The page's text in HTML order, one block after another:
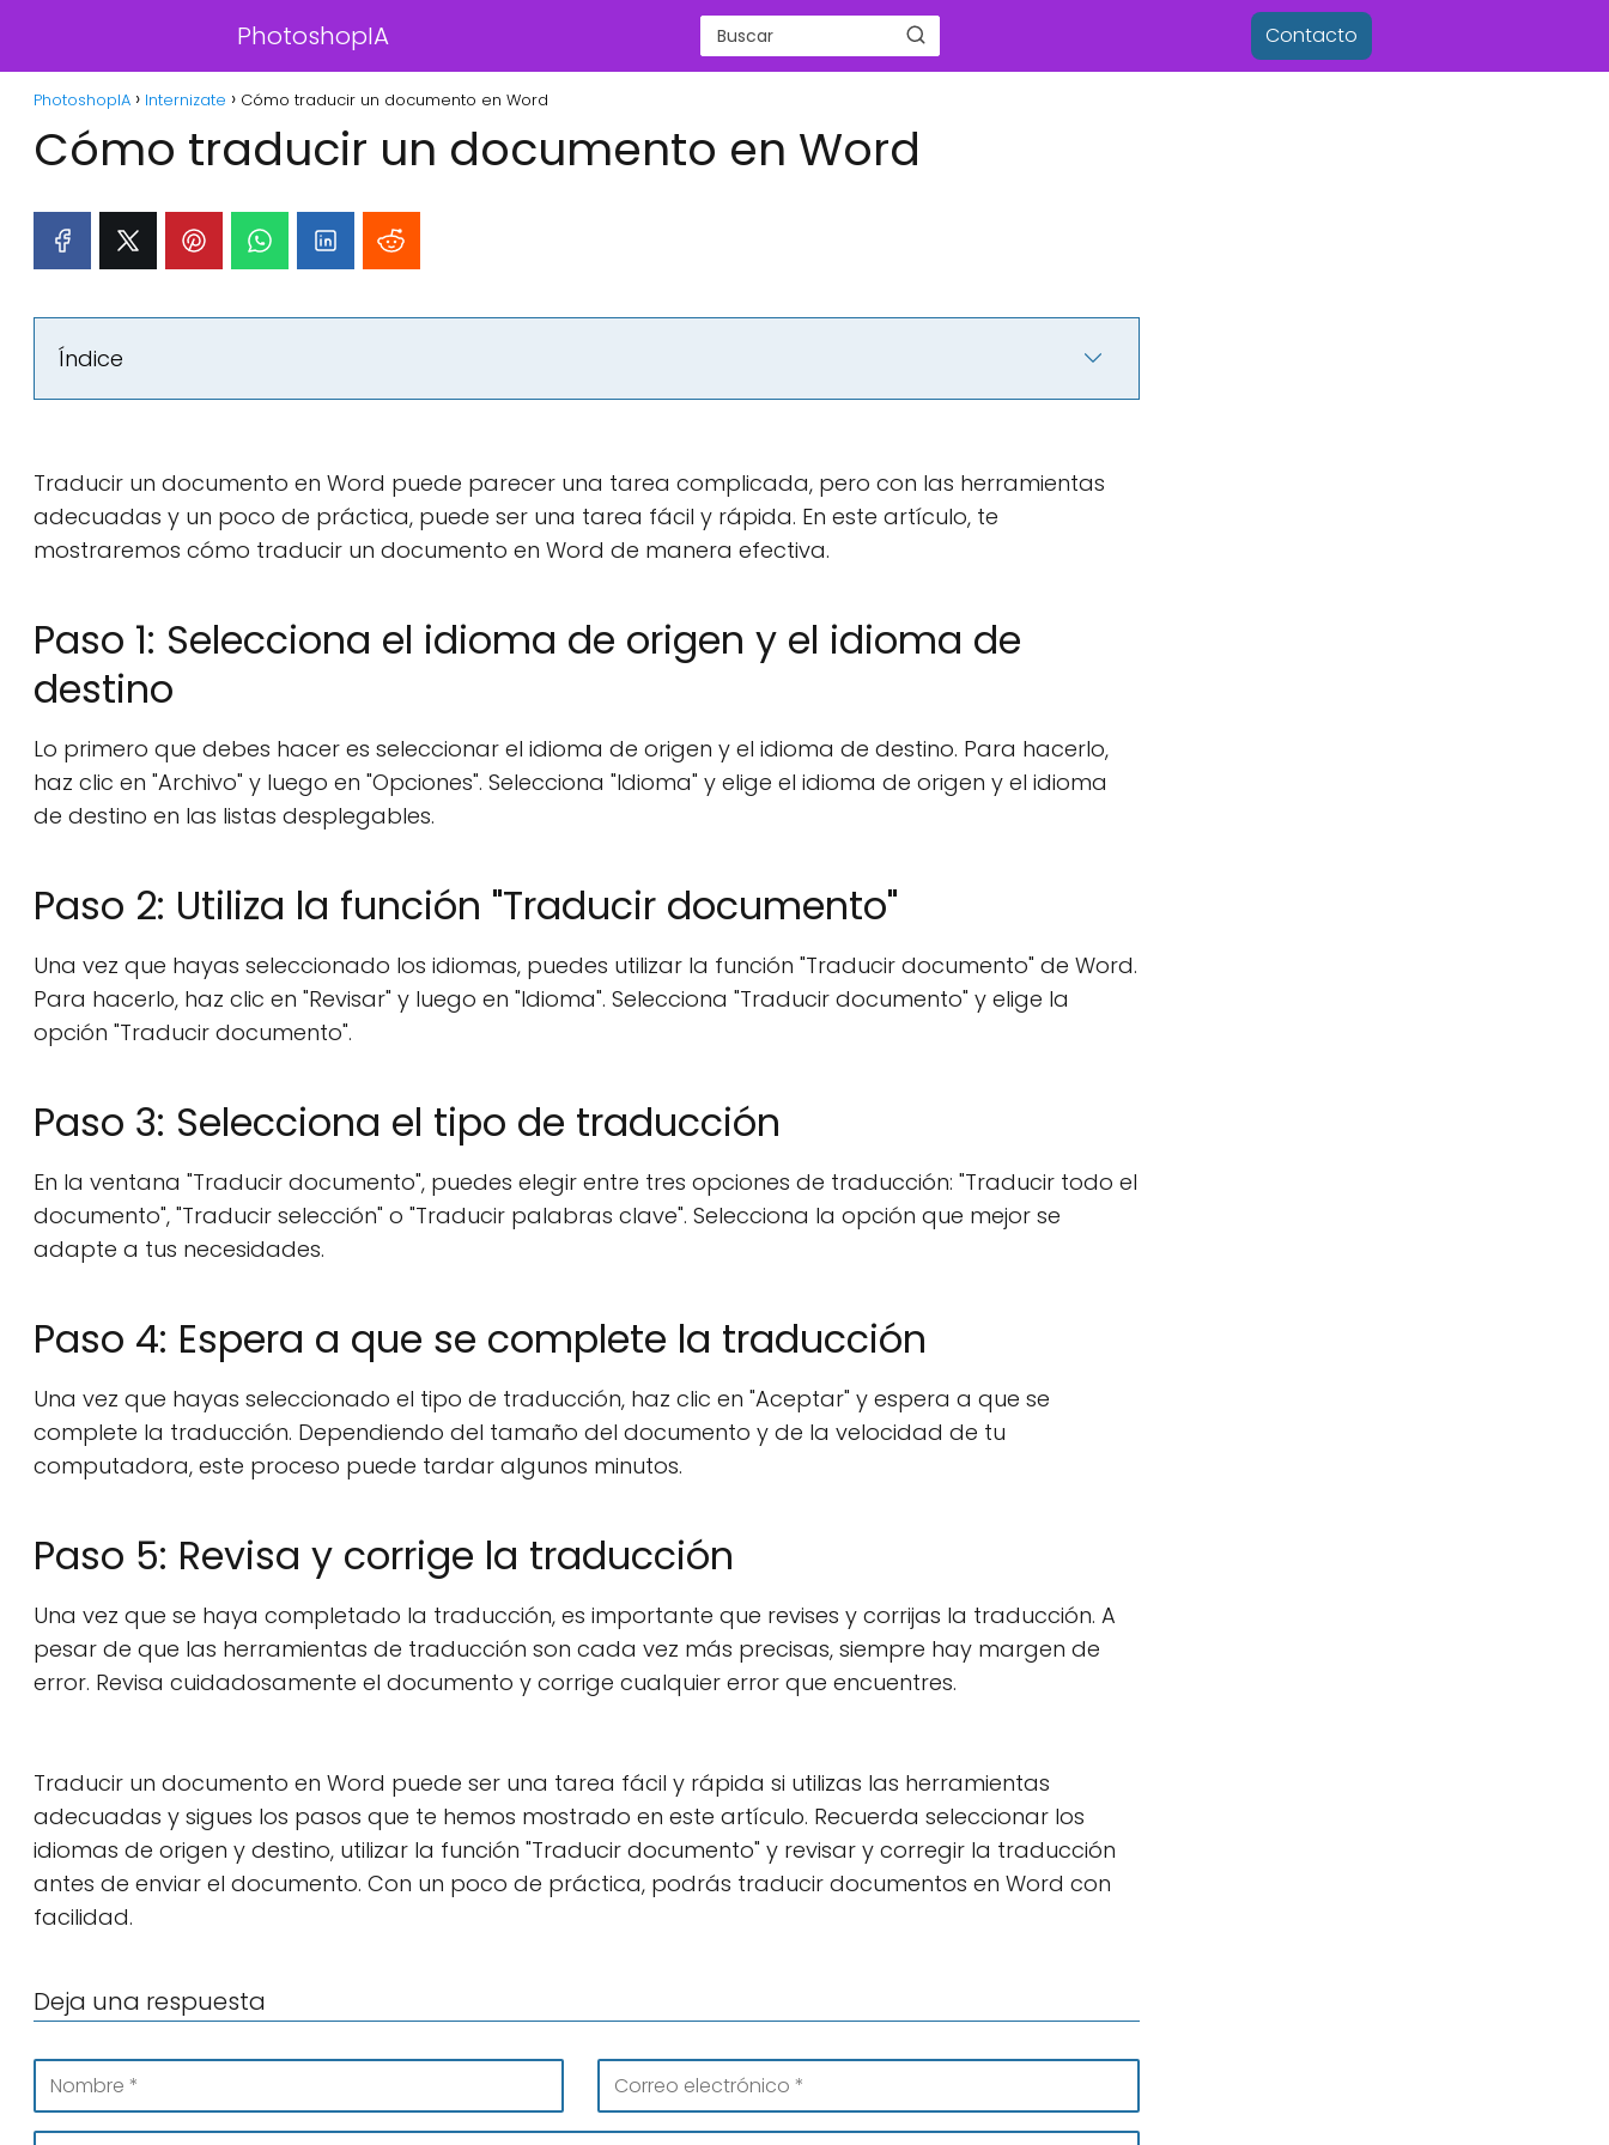
PhotoshopIA Contacto
PhotoshopIA Internizate Cómo traducir un documento en Word
Cómo traducir un documento en Word
Índice
Traducir un documento en Word puede parecer una tarea complicada, pero con las herramientas
adecuadas y un poco de práctica, puede ser una tarea fácil y rápida. En este artículo, te
mostraremos cómo traducir un documento en Word de manera efectiva.
Paso 1: Selecciona el idioma de origen y el idioma de
destino
Lo primero que debes hacer es seleccionar el idioma de origen y el idioma de destino. Para hacerlo,
haz clic en "Archivo" y luego en "Opciones". Selecciona "Idioma" y elige el idioma de origen y el idioma
de destino en las listas desplegables.
Paso 2: Utiliza la función "Traducir documento"
Una vez que hayas seleccionado los idiomas, puedes utilizar la función "Traducir documento" de Word.
Para hacerlo, haz clic en "Revisar" y luego en "Idioma". Selecciona "Traducir documento" y elige la
opción "Traducir documento".
Paso 3: Selecciona el tipo de traducción
En la ventana "Traducir documento", puedes elegir entre tres opciones de traducción: "Traducir todo el
documento", "Traducir selección" o "Traducir palabras clave". Selecciona la opción que mejor se
adapte a tus necesidades.
Paso 4: Espera a que se complete la traducción
Una vez que hayas seleccionado el tipo de traducción, haz clic en "Aceptar" y espera a que se
complete la traducción. Dependiendo del tamaño del documento y de la velocidad de tu
computadora, este proceso puede tardar algunos minutos.
Paso 5: Revisa y corrige la traducción
Una vez que se haya completado la traducción, es importante que revises y corrijas la traducción. A
pesar de que las herramientas de traducción son cada vez más precisas, siempre hay margen de
error. Revisa cuidadosamente el documento y corrige cualquier error que encuentres.
Traducir un documento en Word puede ser una tarea fácil y rápida si utilizas las herramientas
adecuadas y sigues los pasos que te hemos mostrado en este artículo. Recuerda seleccionar los
idiomas de origen y destino, utilizar la función "Traducir documento" y revisar y corregir la traducción
antes de enviar el documento. Con un poco de práctica, podrás traducir documentos en Word con
facilidad.
Deja una respuesta